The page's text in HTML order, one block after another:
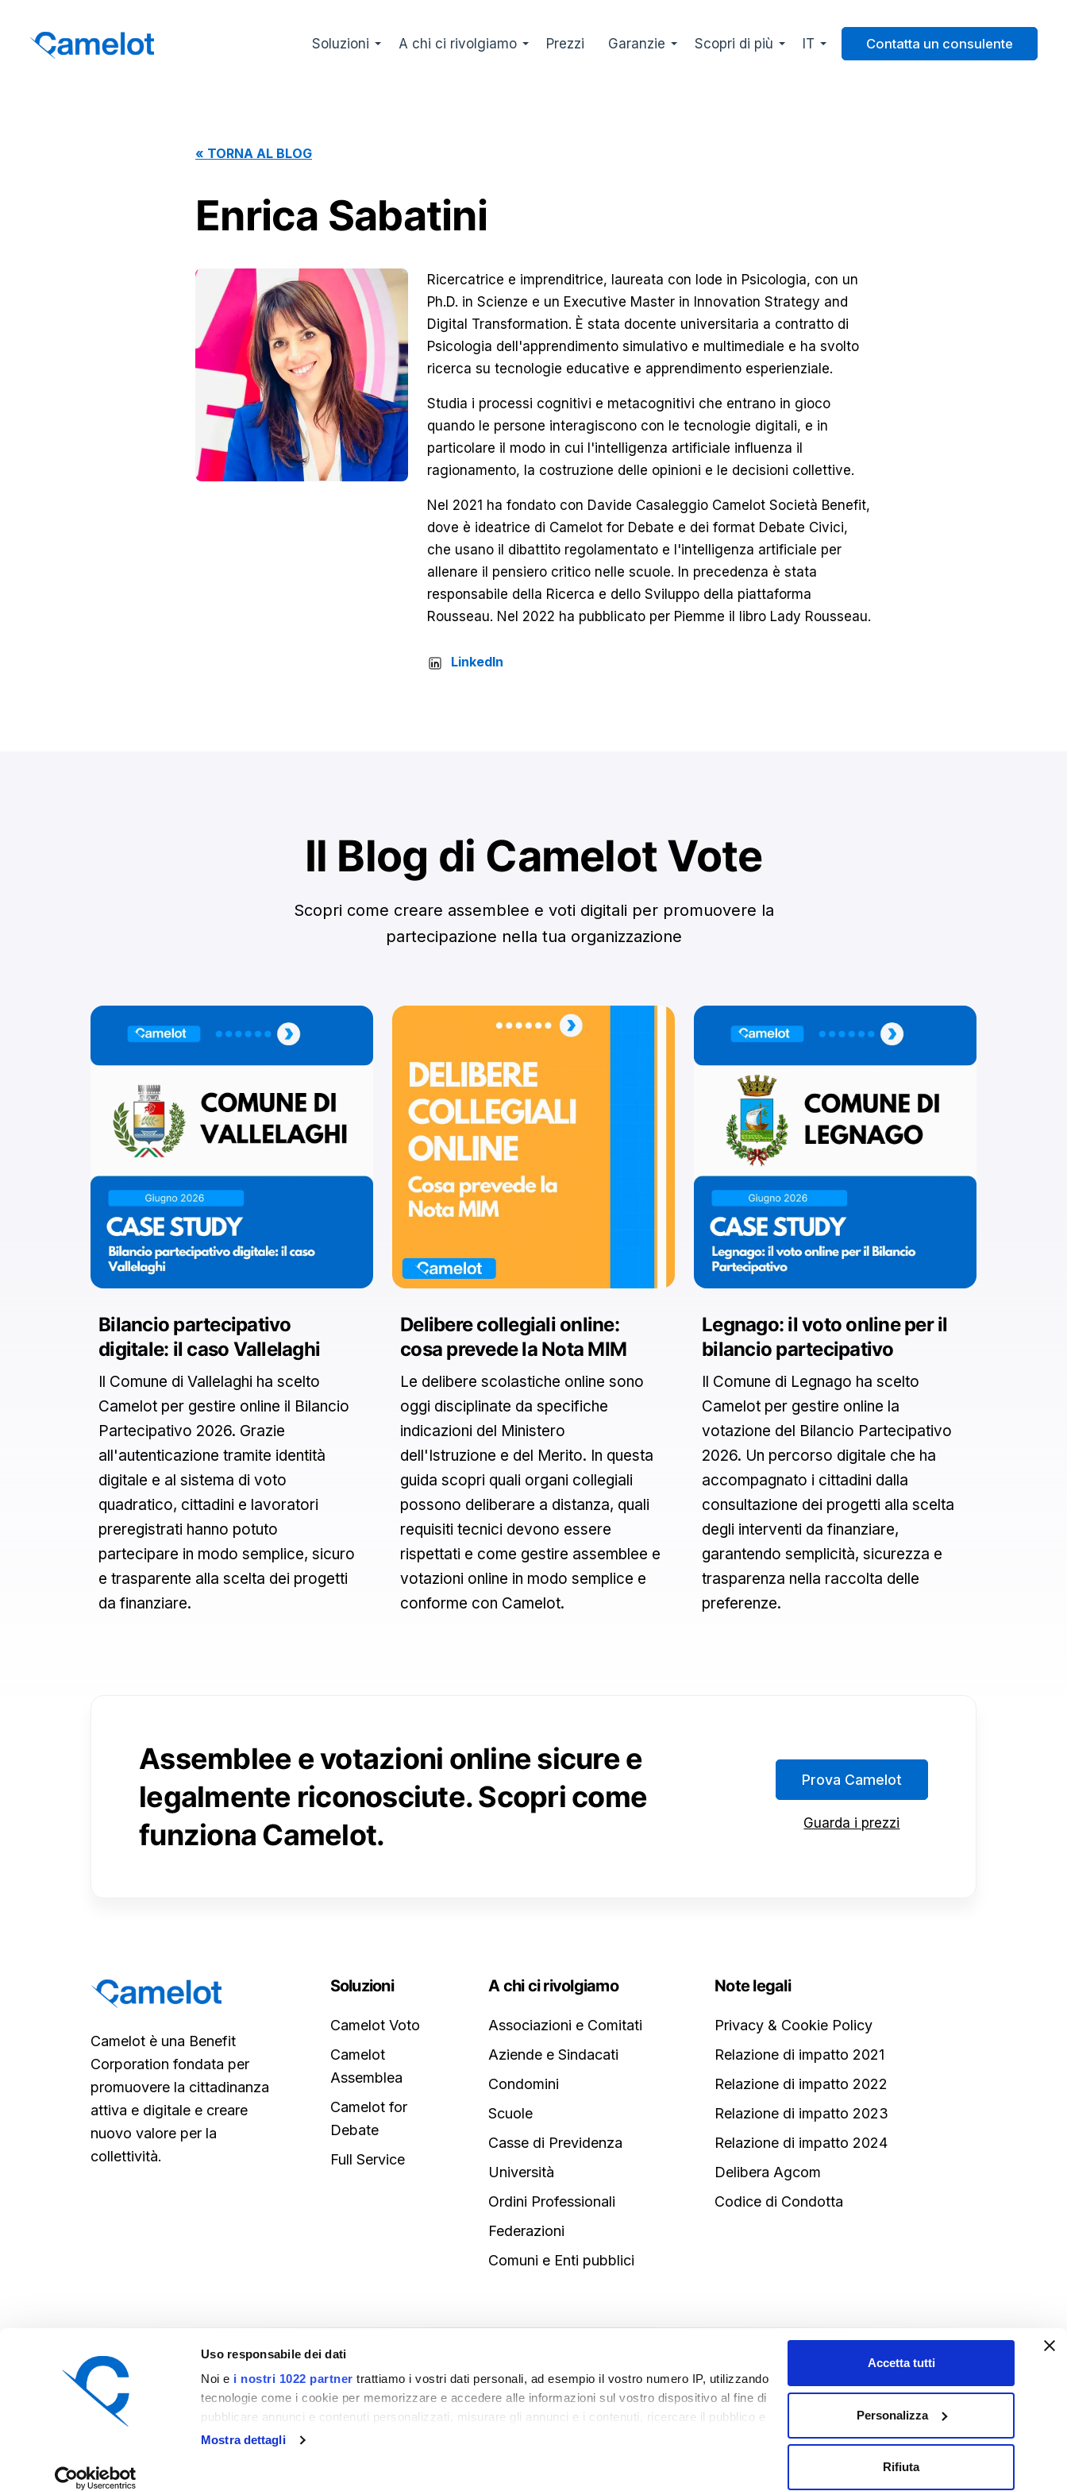
Uso responsabile dei dati
Noi e i nostri 1022 partner trattiamo i vostri dati personali, ad esempio il vostro numero IP, utilizzando
tecnologie come i cookie per memorizzare e accedere alle informazioni sul vostro dispositivo al fine di
pubblicare annunci e contenuti personalizzati, misurare gli annunci e i contenuti, ricercare il pubblico e
sviluppare i servizi. Avete la possibilità di scegliere chi utilizza i vostri dati e per quali scopi. Le vostre
Mostra dettagli
Accetta tutti
Personalizza
Rifiuta
Soluzioni A chi ci rivolgiamo Prezzi Garanzie Scopri di più IT Contatta un consulente
« TORNA AL BLOG
Enrica Sabatini
Ricercatrice e imprenditrice, laureata con lode in Psicologia, con un
Ph.D. in Scienze e un Executive Master in Innovation Strategy and
Digital Transformation. È stata docente universitaria a contratto di
Psicologia dell'apprendimento simulativo e multimediale e ha svolto
ricerca su tecnologie educative e apprendimento esperienziale.
Studia i processi cognitivi e metacognitivi che entrano in gioco
quando le persone interagiscono con le tecnologie digitali, e in
particolare il modo in cui l'intelligenza artificiale influenza il
ragionamento, la costruzione delle opinioni e le decisioni collettive.
Nel 2021 ha fondato con Davide Casaleggio Camelot Società Benefit,
dove è ideatrice di Camelot for Debate e dei format Debate Civici,
che usano il dibattito regolamentato e l'intelligenza artificiale per
allenare il pensiero critico nelle scuole. In precedenza è stata
responsabile della Ricerca e dello Sviluppo della piattaforma
Rousseau. Nel 2022 ha pubblicato per Piemme il libro Lady Rousseau.
LinkedIn
Il Blog di Camelot Vote
Scopri come creare assemblee e voti digitali per promuovere la
partecipazione nella tua organizzazione
Bilancio partecipativo
digitale: il caso Vallelaghi
Il Comune di Vallelaghi ha scelto
Camelot per gestire online il Bilancio
Partecipativo 2026. Grazie
all'autenticazione tramite identità
digitale e al sistema di voto
quadratico, cittadini e lavoratori
preregistrati hanno potuto
partecipare in modo semplice, sicuro
e trasparente alla scelta dei progetti
da finanziare.
Delibere collegiali online:
cosa prevede la Nota MIM
Le delibere scolastiche online sono
oggi disciplinate da specifiche
indicazioni del Ministero
dell'Istruzione e del Merito. In questa
guida scopri quali organi collegiali
possono deliberare a distanza, quali
requisiti tecnici devono essere
rispettati e come gestire assemblee e
votazioni online in modo semplice e
conforme con Camelot.
Legnago: il voto online per il
bilancio partecipativo
Il Comune di Legnago ha scelto
Camelot per gestire online la
votazione del Bilancio Partecipativo
2026. Un percorso digitale che ha
accompagnato i cittadini dalla
consultazione dei progetti alla scelta
degli interventi da finanziare,
garantendo semplicità, sicurezza e
trasparenza nella raccolta delle
preferenze.
Assemblee e votazioni online sicure e
legalmente riconosciute. Scopri come
funziona Camelot.
Prova Camelot
Guarda i prezzi
Camelot è una Benefit
Corporation fondata per
promuovere la cittadinanza
attiva e digitale e creare
nuovo valore per la
collettività.
Soluzioni
Camelot Voto
Camelot
Assemblea
Camelot for
Debate
Full Service
A chi ci rivolgiamo
Associazioni e Comitati
Aziende e Sindacati
Condomini
Scuole
Casse di Previdenza
Università
Ordini Professionali
Federazioni
Comuni e Enti pubblici
Note legali
Privacy & Cookie Policy
Relazione di impatto 2021
Relazione di impatto 2022
Relazione di impatto 2023
Relazione di impatto 2024
Delibera Agcom
Codice di Condotta
© 2026
Tutti i diritti riservati
CAMELOT SRL SB - Via Palestro 62, 10015 Ivrea (TO)
Numero Iscrizione ROC: 43470
PEC: ti.liamlagel@bstolemac
Partita IVA